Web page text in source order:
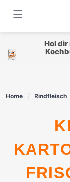
content
Hol dir
Home Rindfleisch
KNUSPRIGER